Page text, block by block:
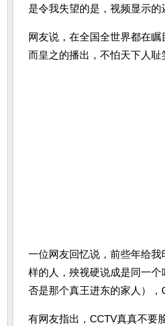
是令我失望的是，视频显示的
网友说，在全国全世界都在
而皇之的播出，不怕天下人耻
一位网友回忆说，前些年给
样的人，殃视硬说成是同一
否是那个真王进东的家人），
有网友指出，CCTV真真不要